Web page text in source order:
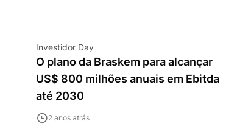
Investidor Day
O plano da Braskem para alcançar
US$ 800 milhões anuais em Ebitda
até 2030
2 anos atrás